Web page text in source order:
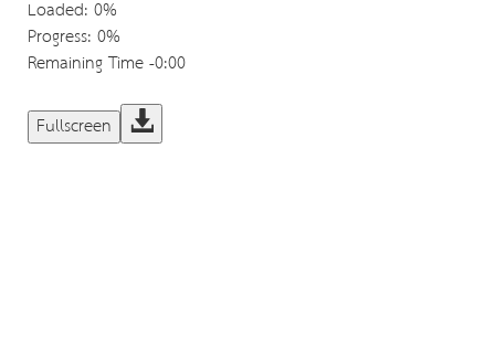
Loaded: 0%
Progress: 0%
Remaining Time-0:00
Fullscreen